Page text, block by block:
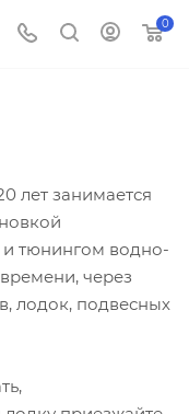
0
лет занимается
тюнингом водно-
через
лодок, подвесных